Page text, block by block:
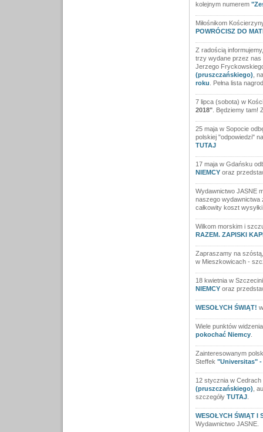
kolejnym numerem
Miłośnikom
POWRÓCISZ DO
Z radością
trzy wydane przez nas
Jerzego
(pruszczańskiego) ,
roku . Pełna lista
7 lipca (sobota) w
2018". Będziemy tam!
25 maja w Sopocie
polskiej "odpowiedzi"
TUTAJ
17 maja w Gdańsku
NIEMCYoraz
Wydawnictwo JASNE
naszego wydawnictwa
całkowity koszt
Wilkom morskim i
RAZEM. ZAPISKI
Zapraszamy na
w Mieszkowicach -
18 kwietnia w
NIEMCYoraz
WESOŁYCH ŚWIĄT!
Wiele punktów
pokochać Niemcy.
Zainteresowanym
Steffek "Universitas" -
12 stycznia w
(pruszczańskiego) ,
szczegóły TUTAJ.
WESOŁYCH ŚWIĄT I
Wydawnictwo JASNE.